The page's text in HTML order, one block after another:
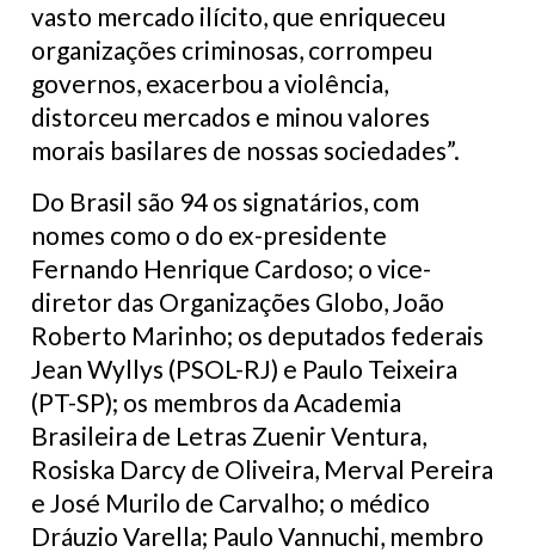
vasto mercado ilícito, que enriqueceu
organizações criminosas, corrompeu
governos, exacerbou a violência,
distorceu mercados e minou valores
morais basilares de nossas sociedades”.
Do Brasil são 94 os signatários, com
nomes como o do ex-presidente
Fernando Henrique Cardoso; o vice-
diretor das Organizações Globo, João
Roberto Marinho; os deputados federais
Jean Wyllys (PSOL-RJ) e Paulo Teixeira
(PT-SP); os membros da Academia
Brasileira de Letras Zuenir Ventura,
Rosiska Darcy de Oliveira, Merval Pereira
e José Murilo de Carvalho; o médico
Dráuzio Varella; Paulo Vannuchi, membro